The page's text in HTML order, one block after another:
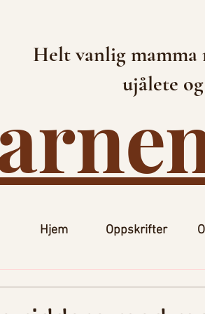
Helt vanlig
ujålete
Hjem Oppskrifter